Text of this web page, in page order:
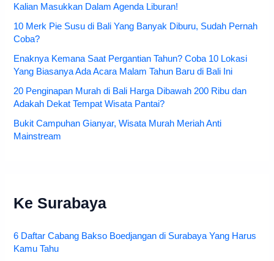
Kalian Masukkan Dalam Agenda Liburan!
10 Merk Pie Susu di Bali Yang Banyak Diburu, Sudah Pernah
Coba?
Enaknya Kemana Saat Pergantian Tahun? Coba 10 Lokasi
Yang Biasanya Ada Acara Malam Tahun Baru di Bali Ini
20 Penginapan Murah di Bali Harga Dibawah 200 Ribu dan
Adakah Dekat Tempat Wisata Pantai?
Bukit Campuhan Gianyar, Wisata Murah Meriah Anti
Mainstream
Ke Surabaya
6 Daftar Cabang Bakso Boedjangan di Surabaya Yang Harus
Kamu Tahu